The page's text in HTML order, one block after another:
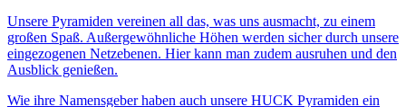
Unsere Pyramiden vereinen all das, was uns ausmacht, zu einem
großen Spaß. Außergewöhnliche Höhen werden sicher durch unsere
eingezogenen Netzebenen. Hier kann man zudem ausruhen und den
Ausblick genießen.
Wie ihre Namensgeber haben auch unsere HUCK Pyramiden ein